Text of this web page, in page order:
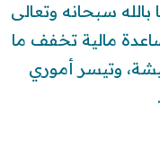
سبحانه وتعالى
مالية تخفف ما
وتيسر أموري